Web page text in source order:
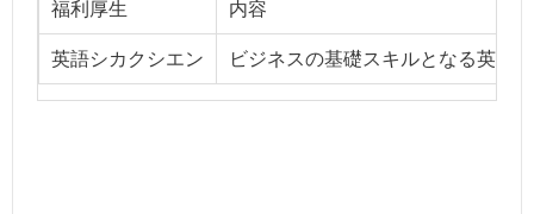
福利厚生 内容
英語シカクシエン ビジネスの基礎スキルとなる英語